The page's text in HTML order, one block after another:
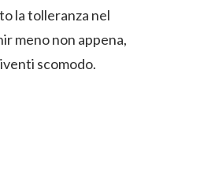
la tolleranza nel
meno non appena,
scomodo.